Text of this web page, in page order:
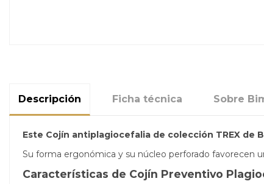
Descripción Ficha técnica Sobre
Este Cojín antiplagiocefalia de colección TREX de
Su forma ergonómica y su núcleo perforado favorecen
Características de Cojín Preventivo